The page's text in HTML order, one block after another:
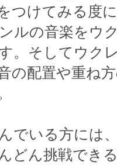
つけてみる度
ルの音楽をウ
。そしてウク
の配置や重ね
でいる方には
どん挑戦でき